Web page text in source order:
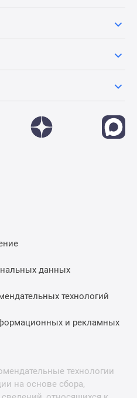
данных
технологий
и рекламных
технологии
на основе сбора,